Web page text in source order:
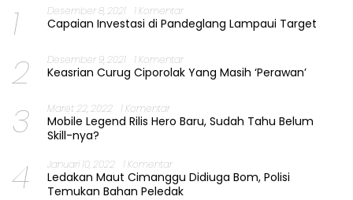
1 Desember 8, 2021 1 Komentar
Capaian Investasi di Pandeglang Lampaui Target
2 Desember 9, 2021 1 Komentar
Keasrian Curug Ciporolak Yang Masih ‘Perawan’
3 Maret 22, 2022 1 Komentar
Mobile Legend Rilis Hero Baru, Sudah Tahu Belum
Skill-nya?
4 Januari 10, 2022 1 Komentar
Ledakan Maut Cimanggu Didiuga Bom, Polisi
Temukan Bahan Peledak